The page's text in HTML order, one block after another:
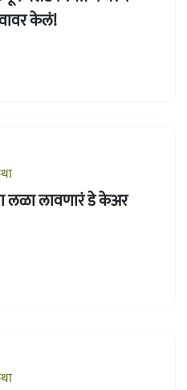
केलं!
लळा लावणारं डे केअर